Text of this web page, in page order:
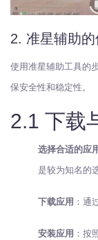
2. 准星辅助
使用准星辅助工具的
保安全性和稳定性。
2.1 下载
选择合适的应
是较为知名的
下载应用 ：通
安装应用 ：按